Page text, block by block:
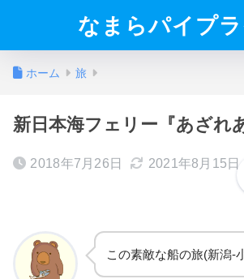
なまらパイプ
ホーム 旅
新日本海フェリー『あざれ
2018年7月26日 2021年8月15日
この素敵な船の旅(新潟-